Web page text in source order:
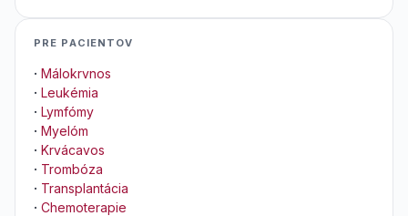
PRE PACIENTOV
· Málokrvnos
· Leukémia
· Lymfómy
· Myelóm
· Krvácavos
· Trombóza
· Transplantácia
· Chemoterapie